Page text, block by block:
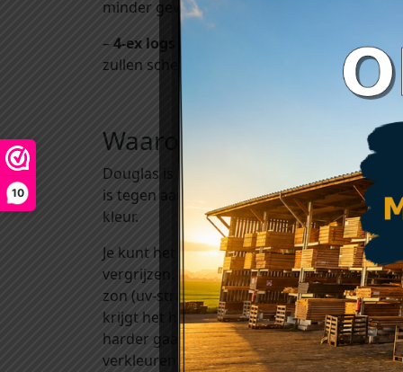
10
minder gevoelig voor scheuren.
– 4-ex logs
betekent dat er 4 balken/palen
zullen scheuren.
Waarom kiezen voor
Douglas is een van de hardste Europese
is tegen aantastingen van bijvoorbeeld
kleur.
Je kunt het onbehandeld verwerken. Als je
vergrijzen. Hoe dit gebeurt? Regen zorgt
zon (uv-straling) zorgt ervoor dat de
krijgt het hout langzaam een grijze kleur.
harder gaan dan bij de beschuttere
verkleuren vaak nauwelijks.